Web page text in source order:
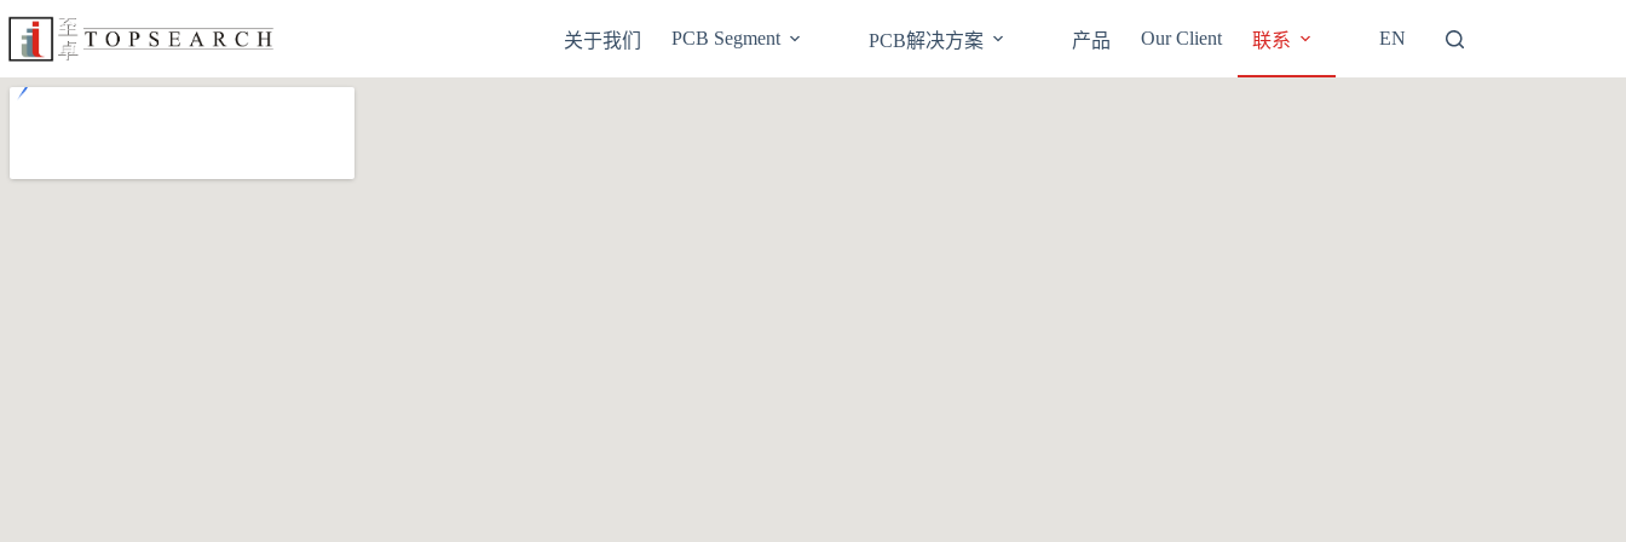
关于我们 PCB Segment PCB解决方案 产品 Our Client 联系 EN